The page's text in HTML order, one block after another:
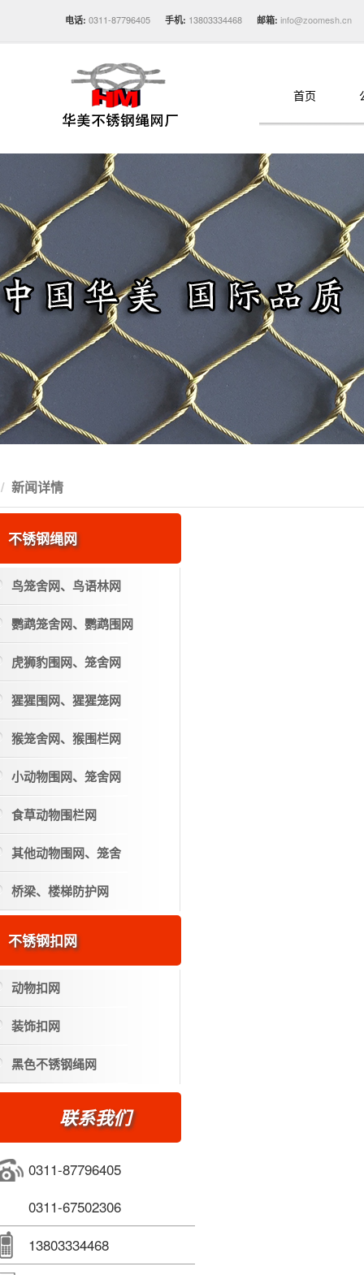
电话: 0311-87796405 手机: 13803334468 邮箱: info@zoomesh.cn
首页
新闻详情
不锈钢绳网
鸟笼舍网、鸟语林网
鹦鹉笼舍网、鹦鹉围网
虎狮豹围网、笼舍网
猩猩围网、猩猩笼网
猴笼舍网、猴围栏网
小动物围网、笼舍网
食草动物围栏网
其他动物围网、笼舍
桥梁、楼梯防护网
不锈钢扣网
动物扣网
装饰扣网
黑色不锈钢绳网
联系我们
0311-87796405
0311-67502306
13803334468